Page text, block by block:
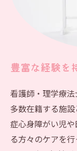
豊富な経験を
看護師・理学療
多数在籍する施
症心身障がい児
る方々のケアを